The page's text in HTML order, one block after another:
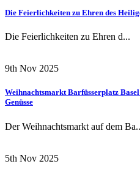
Die Feierlichkeiten zu Ehren des
Die Feierlichkeiten zu Ehren d...
9th Nov 2025
Weihnachtsmarkt Barfüsserplatz
Genüsse
Der Weihnachtsmarkt auf dem
5th Nov 2025